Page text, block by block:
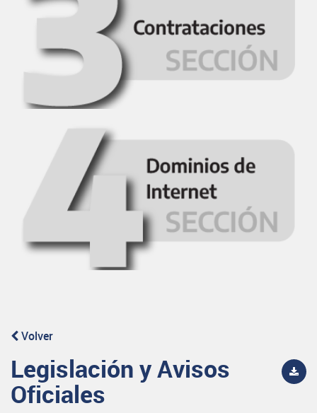
Volver
Legislación y Avisos
Oficiales